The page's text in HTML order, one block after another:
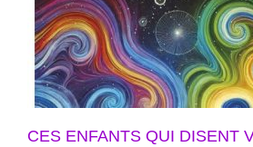
CES ENFANTS QUI DISENT